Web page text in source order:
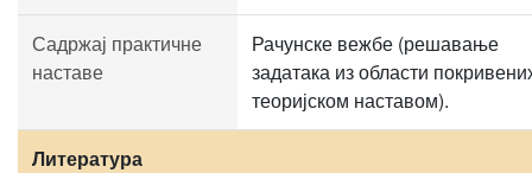
Садржај практичне
наставе
Рачунске вежбе (решавање
задатака из области
теоријском наставом).
Литература